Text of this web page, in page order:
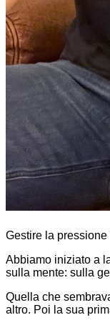
Gestire la
Abbiamo iniziato a
sulla mente: sulla
Quella che
altro. Poi la sua